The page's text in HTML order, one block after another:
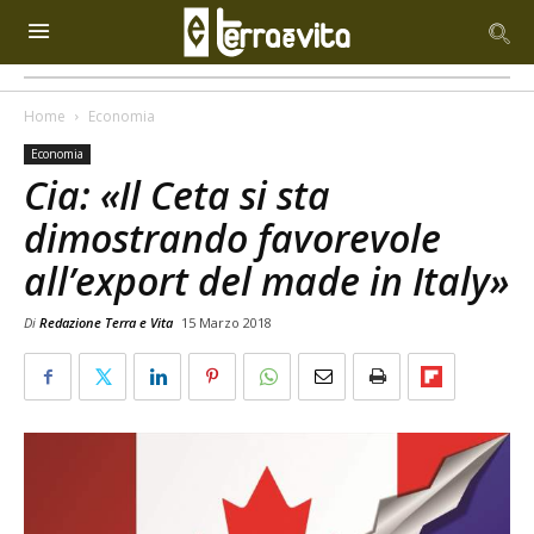
Home Economia
Economia
Cia: «Il Ceta si sta
dimostrando favorevole
all’export del made in Italy»
Di Redazione Terra e Vita 15 Marzo 2018